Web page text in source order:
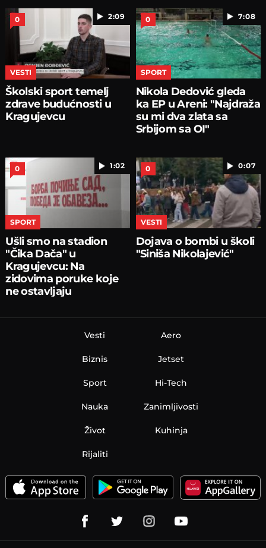
2:09
0
VESTI
Školski sport temelj
zdrave budućnosti u
Kragujevcu
7:08
0
SPORT
Nikola Dedović gleda
ka EP u Areni: "Najdraža
su mi dva zlata sa
Srbijom sa OI"
1:02
0
SPORT
Ušli smo na stadion
"Čika Dača" u
Kragujevcu: Na
zidovima poruke koje
ne ostavljaju
0:07
0
VESTI
Dojava o bombi u školi
"Siniša Nikolajević"
Vesti
Biznis
Sport
Nauka
Aero
Jetset
Hi-Tech
Zanimljivosti
Život Kuhinja
Rijaliti